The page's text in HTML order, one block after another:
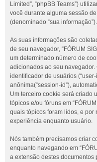
Limited”, “phpBB Teams”)
você durante alguma sessão
(denominado “sua informação”).
As suas informações são
de seu navegador, “FÓRUM
um determinado número de
adicionados ao seu
identificador de usuários
anônima(“session-id”),
Um terceiro cookie será criado
tópicos e/ou fóruns em
quais tópicos foram lidos, e por
experiência enquanto usuário.
Nós também precisamos criar
enquanto navegando em
a extensão destes